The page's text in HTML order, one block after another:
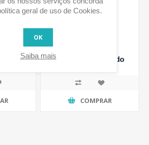
€229,00 IVA incluido
COMPRAR
geral de uso de Cookies.
OK
Saiba mais